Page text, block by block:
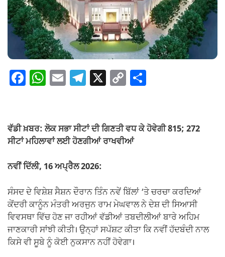
F
e
b
o
o
k
W
s
A
p
p
E T
gr
a
m
X C
y
Li
e
ਵੱਡੀ ਖ਼ਬਰ: ਲੋਕ ਸਭਾ ਸੀਟਾਂ ਦੀ ਗਿਣਤੀ ਵਧ ਕੇ ਹੋਵੇਗੀ 815; 272
ਸੀਟਾਂ ਮਹਿਲਾਵਾਂ ਲਈ ਹੋਣਗੀਆਂ ਰਾਖਵੀਆਂ
ਨਵੀਂ ਦਿੱਲੀ, 16 ਅਪ੍ਰੈਲ 2026:
ਸੰਸਦ ਦੇ ਵਿਸ਼ੇਸ਼ ਸੈਸ਼ਨ ਦੌਰਾਨ ਤਿੰਨ ਨਵੇਂ ਬਿੱਲਾਂ ‘ਤੇ ਚਰਚਾ ਕਰਦਿਆਂ
ਕੇਂਦਰੀ ਕਾਨੂੰਨ ਮੰਤਰੀ ਅਰਜੁਨ ਰਾਮ ਮੇਘਵਾਲ ਨੇ ਦੇਸ਼ ਦੀ ਸਿਆਸੀ
ਵਿਵਸਥਾ ਵਿੱਚ ਹੋਣ ਜਾ ਰਹੀਆਂ ਵੱਡੀਆਂ ਤਬਦੀਲੀਆਂ ਬਾਰੇ ਅਹਿਮ
ਜਾਣਕਾਰੀ ਸਾਂਝੀ ਕੀਤੀ। ਉਨ੍ਹਾਂ ਸਪੱਸ਼ਟ ਕੀਤਾ ਕਿ ਨਵੀਂ ਹੱਦਬੰਦੀ ਨਾਲ
ਕਿਸੇ ਵੀ ਸੂਬੇ ਨੂੰ ਕੋਈ ਨੁਕਸਾਨ ਨਹੀਂ ਹੋਵੇਗਾ।